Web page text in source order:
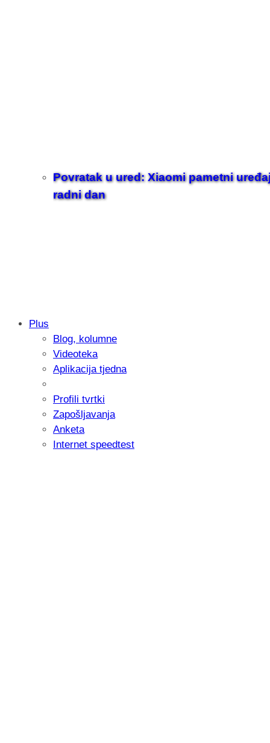
Povratak u ured: Xiaomi pametni
radni dan
Samsung otkrio kako je nastajala
donijelo tanje i izdržljivije preklopne
Plus
Blog, kolumne
Videoteka
Aplikacija tjedna
Profili tvrtki
Zapošljavanja
Anketa
Internet speedtest